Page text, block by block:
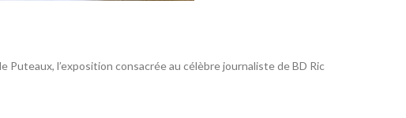
Puteaux, l’exposition consacrée au célèbre journaliste de BD Ric